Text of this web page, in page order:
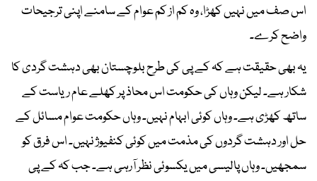
اس صف میں نہیں کھڑا، وہ کم از کم عوام کے سامنے اپنی ترجیحات
واضح کرے۔
یہ بھی حقیقت ہے کہ کے پی کی طرح بلوچستان بھی دہشت گردی کا
شکار ہے۔ لیکن وہاں کی حکومت اس محاذ پر کھلے عام ریاست کے
ساتھ کھڑی ہے۔ وہاں کوئی ابہام نہیں۔ وہاں حکومت عوام مسائل کے
حل اور دہشت گردوں کی مذمت میں کوئی کنفیوژ نہیں۔ اس فرق کو
سمجھیں۔ وہاں پالیسی میں یکسوئی نظر آرہی ہے۔ جب کہ کے پی